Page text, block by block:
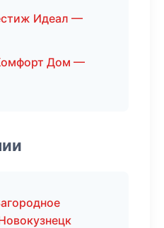
Идеал —
Дом —